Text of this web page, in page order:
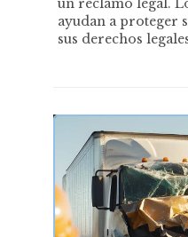
un reclamo legal.
ayudan a proteger
sus derechos